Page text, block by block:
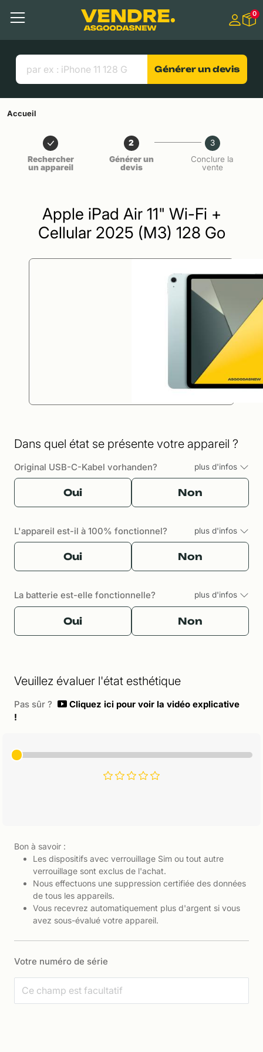
Contenu principal
Menu
Liens utiles
0
Générer un devis
Accueil
Rechercher
un appareil
2
Générer un
devis
3
Conclure la
vente
Apple iPad Air 11" Wi-Fi +
Cellular 2025 (M3) 128 Go
Dans quel état se présente votre appareil ?
Original USB-C-Kabel vorhanden? plus d'infos
Oui Non
L'appareil est-il à 100% fonctionnel? plus d'infos
Oui Non
La batterie est-elle fonctionnelle? plus d'infos
Oui Non
Veuillez évaluer l'état esthétique
Pas sûr ?
Cliquez ici pour voir la vidéo explicative
!
Bon à savoir :
Les dispositifs avec verrouillage Sim ou tout autre
verrouillage sont exclus de l'achat.
Nous effectuons une suppression certifiée des données
de tous les appareils.
Vous recevrez automatiquement plus d'argent si vous
avez sous-évalué votre appareil.
Votre numéro de série